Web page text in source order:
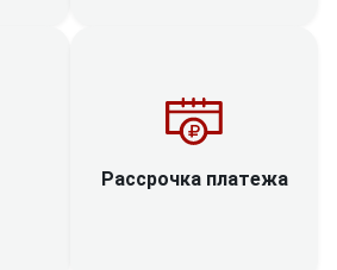
Рассрочка платежа